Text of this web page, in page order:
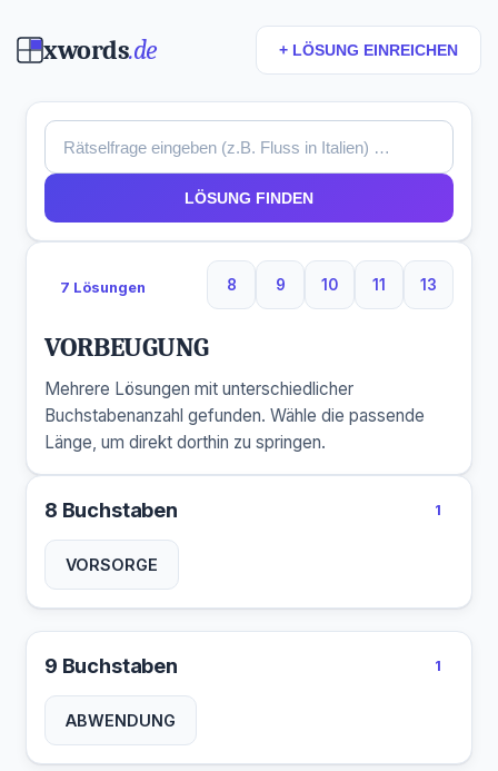
xwords.de + LÖSUNG EINREICHEN
LÖSUNG FINDEN
7 Lösungen 8
8 Buchstaben
9
9 Buchstaben
10
10 Buchstaben
11
11 Buchstaben
13
13
VORBEUGUNG
Mehrere Lösungen mit unterschiedlicher
Buchstabenanzahl gefunden. Wähle die passende
Länge, um direkt dorthin zu springen.
8 Buchstaben 1
VORSORGE
9 Buchstaben 1
ABWENDUNG